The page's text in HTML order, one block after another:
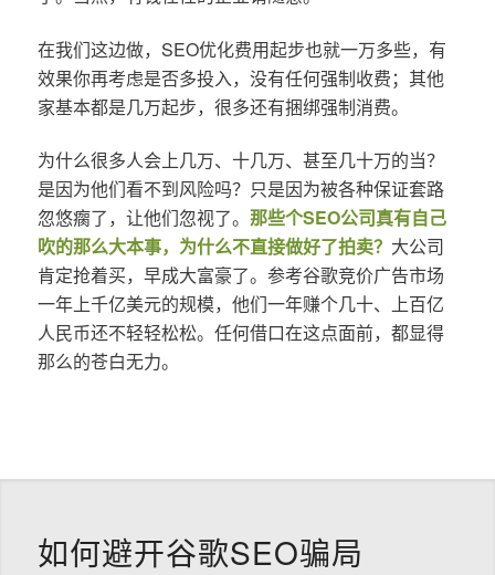
在我们这边做，SEO优化费用起步也就一万多些，有
效果你再考虑是否多投入，没有任何强制收费；其他
家基本都是几万起步，很多还有捆绑强制消费。
为什么很多人会上几万、十几万、甚至几十万的当？
是因为他们看不到风险吗？只是因为被各种保证套路
忽悠瘸了，让他们忽视了。 那些个SEO公司真有自己
吹的那么大本事，为什么不直接做好了拍卖？ 大公司
肯定抢着买，早成大富豪了。参考谷歌竞价广告市场
一年上千亿美元的规模，他们一年赚个几十、上百亿
人民币还不轻轻松松。任何借口在这点面前，都显得
那么的苍白无力。
如何避开谷歌SEO骗局